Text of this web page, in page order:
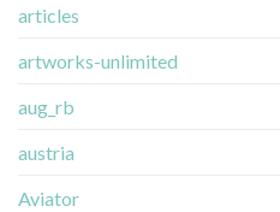
articles
artworks-unlimited
aug_rb
austria
Aviator